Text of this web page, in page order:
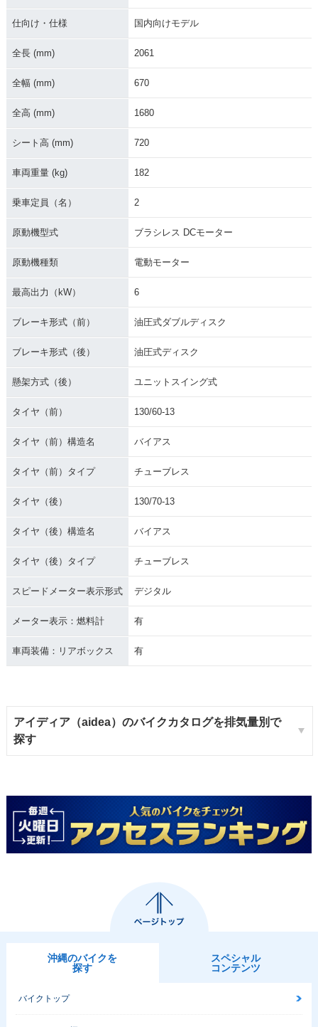
仕向け・仕様 国内向けモデル
全長 (mm) 2061
全幅 (mm) 670
全高 (mm) 1680
シート高 (mm) 720
車両重量 (kg) 182
乗車定員（名） 2
原動機型式 ブラシレス DCモーター
原動機種類 電動モーター
最高出力（kW） 6
ブレーキ形式（前） 油圧式ダブルディスク
ブレーキ形式（後） 油圧式ディスク
懸架方式（後） ユニットスイング式
タイヤ（前） 130/60-13
タイヤ（前）構造名 バイアス
タイヤ（前）タイプ チューブレス
タイヤ（後） 130/70-13
タイヤ（後）構造名 バイアス
タイヤ（後）タイプ チューブレス
スピードメーター表示形式 デジタル
メーター表示：燃料計 有
車両装備：リアボックス 有
アイディア（aidea）のバイクカタログを排気量別で
探す
沖縄のバイクを
探す
スペシャル
コンテンツ
バイクトップ